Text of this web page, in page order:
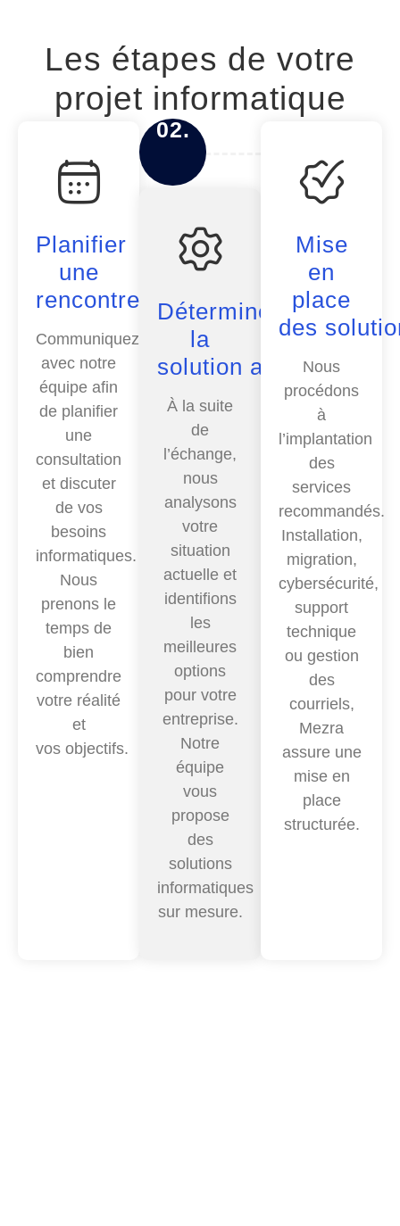
Les étapes de votre
projet informatique
Planifier
une
rencontre
Communiquez
avec notre
équipe afin
de planifier
une
consultation
et discuter
de vos
besoins
informatiques.
Nous
prenons le
temps de
bien
comprendre
votre réalité
et
vos objectifs.
02.
Déterminer
la
solution adaptée
À la suite
de
l’échange,
nous
analysons
votre
situation
actuelle et
identifions
les
meilleures
options
pour votre
entreprise.
Notre
équipe
vous
propose
des
solutions
informatiques
sur mesure.
Mise
en
place
des
Nous
procédons
à
l’implantation
des
services
recommandés.
Installation,
migration,
cybersécurité,
support
technique
ou gestion
des
courriels,
Mezra
assure une
mise en
place
structurée.